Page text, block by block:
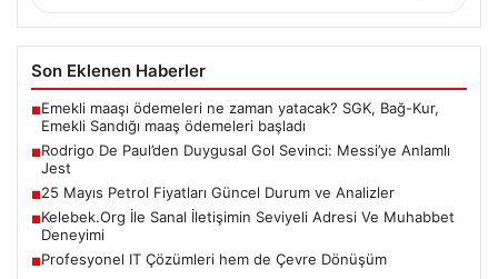
Son Eklenen Haberler
■Emekli maaşı ödemeleri ne zaman yatacak? SGK, Bağ-Kur,
Emekli Sandığı maaş ödemeleri başladı
■Rodrigo De Paul’den Duygusal Gol Sevinci: Messi’ye Anlamlı
Jest
■25 Mayıs Petrol Fiyatları Güncel Durum ve Analizler
■Kelebek.Org İle Sanal İletişimin Seviyeli Adresi Ve Muhabbet
Deneyimi
■Profesyonel IT Çözümleri hem de Çevre Dönüşüm